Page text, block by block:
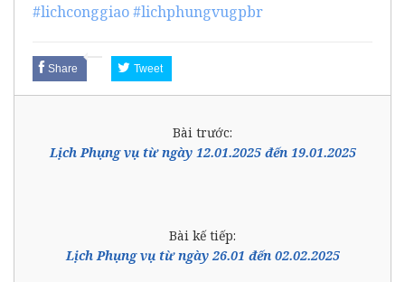
#lichconggiao#lichphungvugpbr
Share Tweet
Bài trước:
Lịch Phụng vụ từ ngày 12.01.2025 đến 19.01.2025
Bài kế tiếp:
Lịch Phụng vụ từ ngày 26.01 đến 02.02.2025